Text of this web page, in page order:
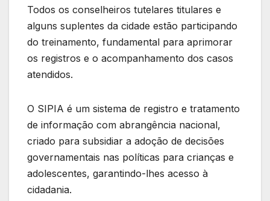
Todos os conselheiros tutelares titulares e
alguns suplentes da cidade estão participando
do treinamento, fundamental para aprimorar
os registros e o acompanhamento dos casos
atendidos.
O SIPIA é um sistema de registro e tratamento
de informação com abrangência nacional,
criado para subsidiar a adoção de decisões
governamentais nas políticas para crianças e
adolescentes, garantindo-lhes acesso à
cidadania.